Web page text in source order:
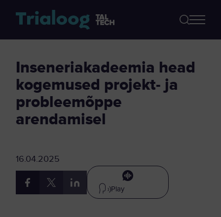
Inseneriakadeemia head
kogemused projekt- ja
probleemõppe
arendamisel
16.04.2025
Play